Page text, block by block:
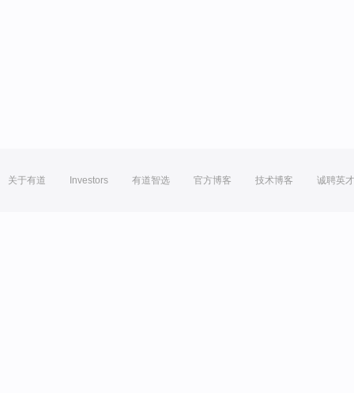
关于有道 Investors 有道智选 官方博客 技术博客 诚聘英才